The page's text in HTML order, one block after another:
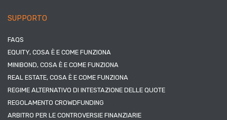
SUPPORTO
FAQS
EQUITY, COSA È E COME FUNZIONA
MINIBOND, COSA È E COME FUNZIONA
REAL ESTATE, COSA È E COME FUNZIONA
REGIME ALTERNATIVO DI INTESTAZIONE DELLE QUOTE
REGOLAMENTO CROWDFUNDING
ARBITRO PER LE CONTROVERSIE FINANZIARIE